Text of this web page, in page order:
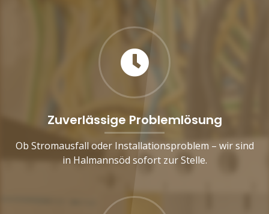
Zuverlässige Problemlösung
Ob Stromausfall oder Installationsproblem – wir sind
in Halmannsöd sofort zur Stelle.